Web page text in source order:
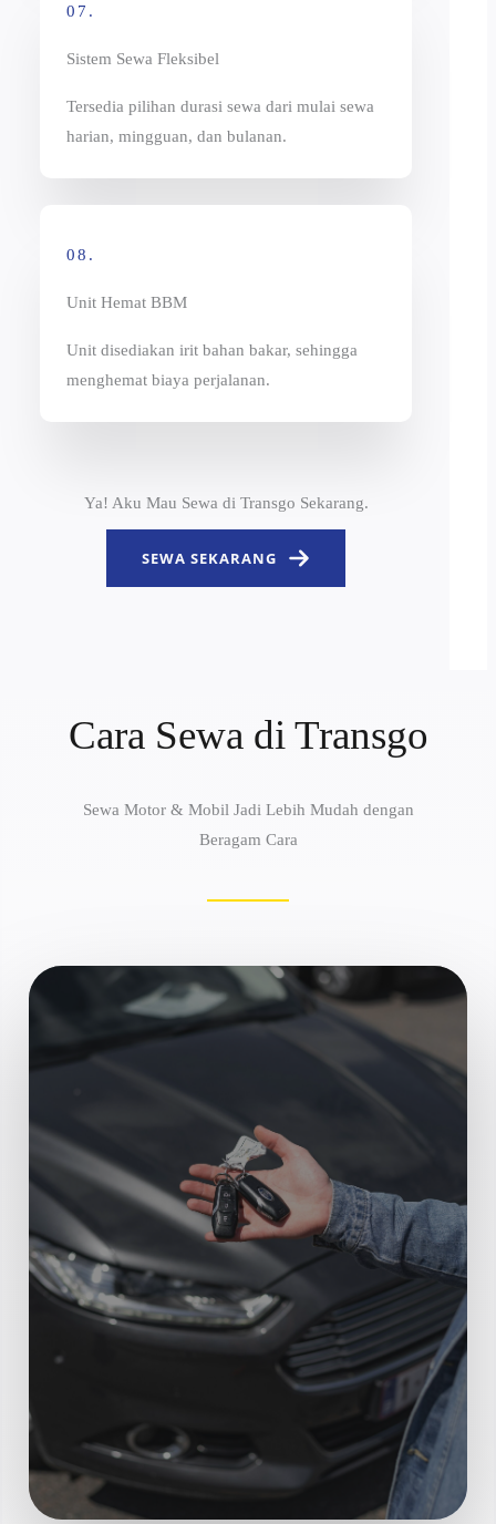
07.
Sistem Sewa Fleksibel
Tersedia pilihan durasi sewa dari mulai sewa
harian, mingguan, dan bulanan.
08.
Unit Hemat BBM
Unit disediakan irit bahan bakar, sehingga
menghemat biaya perjalanan.
Ya! Aku Mau Sewa di Transgo Sekarang.
SEWA SEKARANG
Cara Sewa di Transgo
Sewa Motor & Mobil Jadi Lebih Mudah dengan
Beragam Cara